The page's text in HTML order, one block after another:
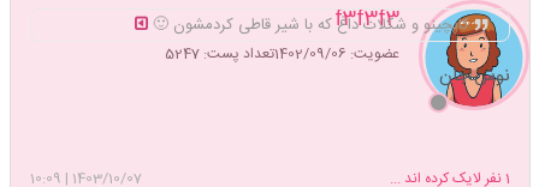
f3f3f3
عضویت: 1402/09/06 تعداد پست: 5247
کاپچینو و شکلات داغ که با شیر قاطی کردمشون 🙂
نوش جان
1403/10/07
|
10:09 1نفر لایک کرده اند ...